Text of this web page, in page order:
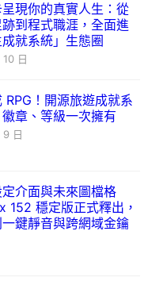
現你的真實人生：從
到程式職涯，全面進
就系統」生態圈
日
RPG！開源旅遊成就系
章、等級一次擁有
日
介面與未來圖檔格
152 穩定版正式釋出，
鍵靜音與跨網域金鑰